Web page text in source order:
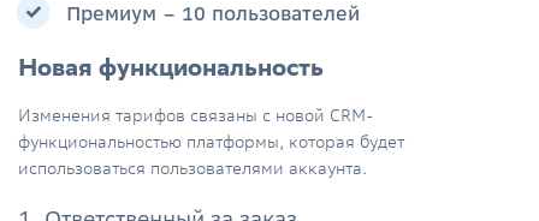
Премиум – 10 пользователей
Новая функциональность
Изменения тарифов связаны с новой CRM-
функциональностью платформы, которая будет
использоваться пользователями аккаунта.